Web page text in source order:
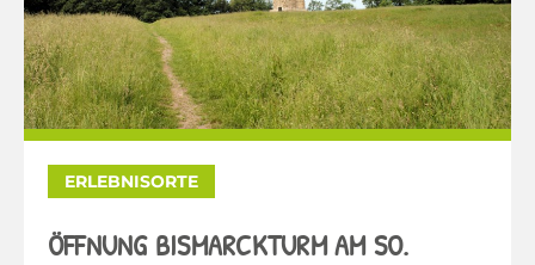
ERLEBNISORTE
ÖFFNUNG BISMARCKTURM AM SO.